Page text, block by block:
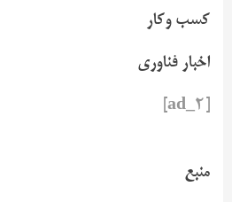
کسب وکار
اخبار فناوری
منبع